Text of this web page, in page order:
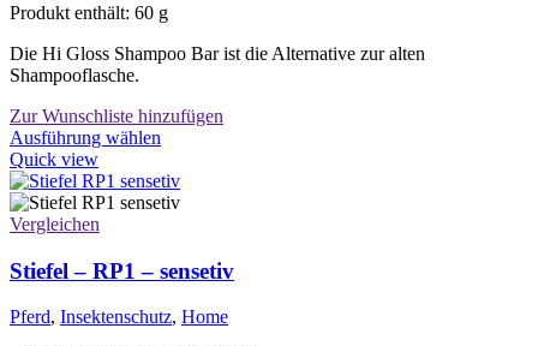
Produkt enthält: 60 g
Die Hi Gloss Shampoo Bar ist die Alternative zur alten
Shampooflasche.
Zur Wunschliste hinzufügen
Ausführung wählen
weist
mehrere
Die
Optionen
können
auf
Quick view
Vergleichen
Stiefel – RP1 – sensetiv
Pferd, Insektenschutz, Home